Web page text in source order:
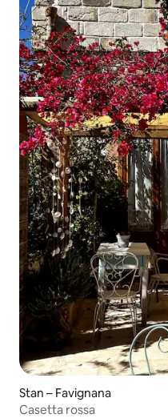
Stan – Favignana
Casetta rossa